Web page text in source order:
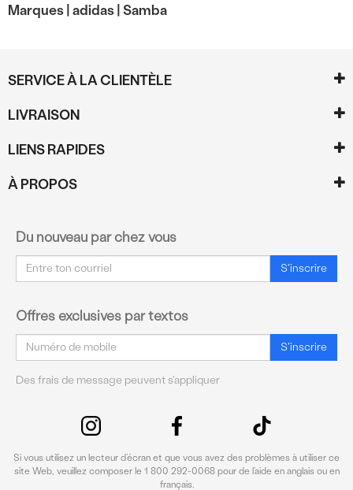
Marques |adidas |Samba
SERVICE À LA CLIENTÈLE
LIVRAISON
LIENS RAPIDES
À PROPOS
Du nouveau par chez vous
Courriel S'inscrire
Offres exclusives par textos
Courriel S'inscrire
Des frais de message peuvent s'appliquer
Si vous utilisez un lecteur d’écran et que vous avez des problèmes à utiliser ce
site Web, veuillez composer le 1 800 292-0068 pour de l’aide en anglais ou en
français.